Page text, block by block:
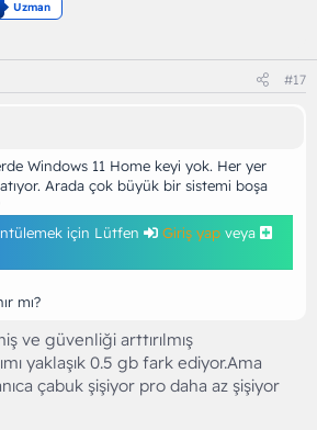
Uzman
#17
Windows 11 Home keyi yok. Her yer
Arada çok büyük bir sistemi boşa
için Lütfen
Giriş yap veya
mı?
ve güvenliği arttırılmış
yaklaşık 0.5 gb fark ediyor.Ama
çabuk şişiyor pro daha az şişiyor